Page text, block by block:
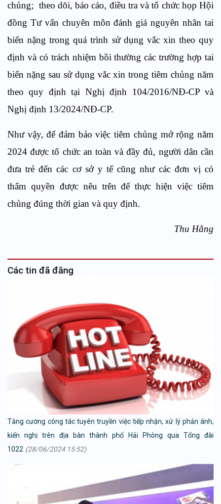
chủng; theo dõi, báo cáo, điều tra và tổ chức họp Hội
đồng Tư vấn chuyên môn đánh giá nguyên nhân tai
biến nặng trong quá trình sử dụng vắc xin theo quy
định và có trách nhiệm bồi thường các trường hợp tai
biến nặng sau sử dụng vắc xin trong tiêm chủng năm
theo quy định tại Nghị định 104/2016/NĐ-CP và
Nghị định 13/2024/NĐ-CP.
Như vậy, để đảm bảo việc tiêm chủng mở rộng năm
2024 được tổ chức an toàn và đầy đủ, người dân cần
đưa trẻ đến các cơ sở y tế cũng như các đơn vị có
thẩm quyền được nêu trên để thực hiện việc tiêm
chủng đúng thời gian và quy định.
Thu Hằng
Các tin đã đăng
Tăng cường công tác tuyên truyền việc tiếp nhận, xử lý phản ánh,
kiến nghị trên địa bàn thành phố Hải Phòng qua Tổng đài
1022 (28/06/2024 15:52)